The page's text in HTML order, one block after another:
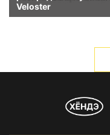
Veloster